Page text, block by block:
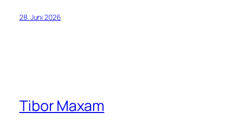
28. Juni 2026
Tibor Maxam